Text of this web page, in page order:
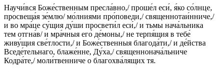
Научи́вся Боже́ственным пресла́вно,/ проше́л еси́, я́ко со́лнце,
просвеща́я зе́млю/ мо́лниями про́поведи,/ священнотаи́нниче,/
и во мра́це су́щия ду́ши просвети́л еси́,/ и тьмы нача́льника
тем отгна́в/ и мра́чныя его́ де́моны,/ не терпя́щия в тебе́
живу́щия све́тлости,/ и Боже́ственныя благода́ти,/ и де́йства
Вседе́тельнаго, блаже́нне, Ду́ха,/ священнонача́льниче
Кодра́те,/ моли́твенниче о благохва́лящих тя.